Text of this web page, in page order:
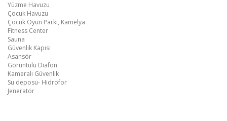
Yüzme Havuzu
Çocuk Havuzu
Çocuk Oyun Parkı, Kamelya
Fitness Center
Sauna
Güvenlik Kapısı
Asansör
Görüntülü Diafon
Kameralı Güvenlik
Su deposu- Hidrofor
Jeneratör